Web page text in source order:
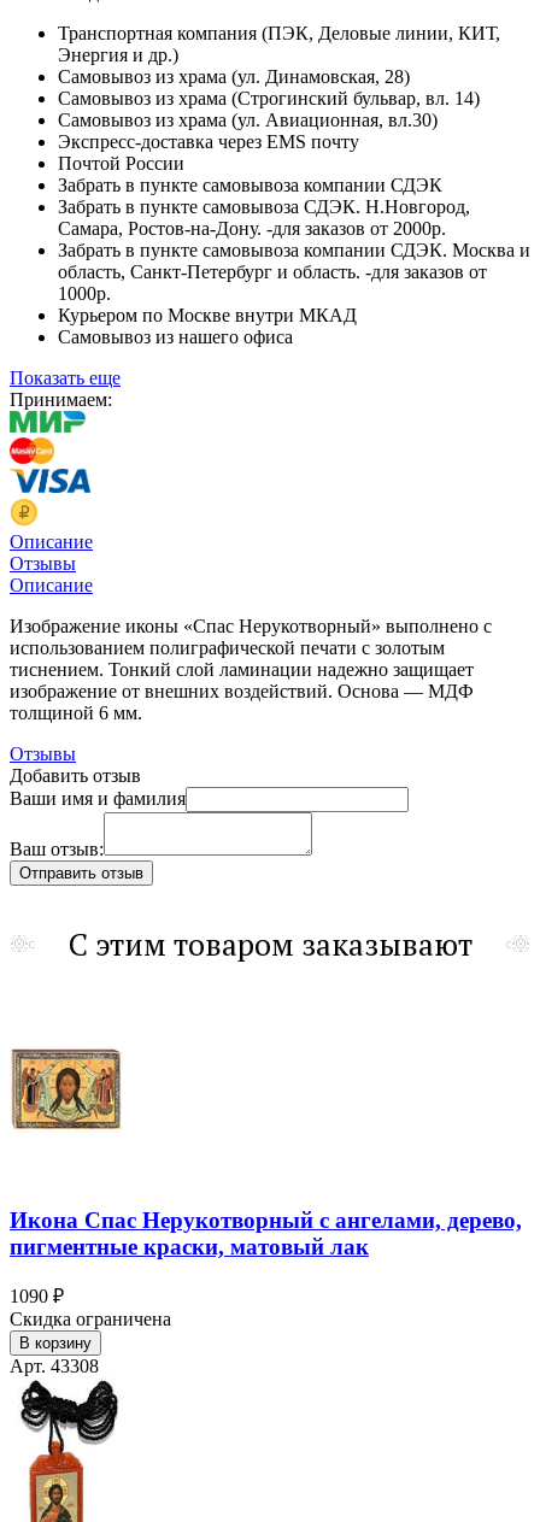
Транспортная компания (ПЭК, Деловые линии, КИТ,
Энергия и др.)
Самовывоз из храма (ул. Динамовская, 28)
Самовывоз из храма (Строгинский бульвар, вл. 14)
Самовывоз из храма (ул. Авиационная, вл.30)
Экспресс-доставка через EMS почту
Почтой России
Забрать в пункте самовывоза компании СДЭК
Забрать в пункте самовывоза СДЭК. Н.Новгород,
Самара, Ростов-на-Дону. -для заказов от 2000р.
Забрать в пункте самовывоза компании СДЭК. Москва и
область, Санкт-Петербург и область. -для заказов от
1000р.
Курьером по Москве внутри МКАД
Самовывоз из нашего офиса
Показать еще
Принимаем:
Описание
Отзывы
Описание
Изображение иконы «Спас Нерукотворный» выполнено с
использованием полиграфической печати с золотым
тиснением. Тонкий слой ламинации надежно защищает
изображение от внешних воздействий. Основа — МДФ
толщиной 6 мм.
Отзывы
Добавить отзыв
Ваши имя и фамилия
Ваш отзыв:
С этим товаром заказывают
Икона Спас Нерукотворный с ангелами, дерево,
пигментные краски, матовый лак
1090 ₽
Скидка ограничена
В корзину
Арт. 43308